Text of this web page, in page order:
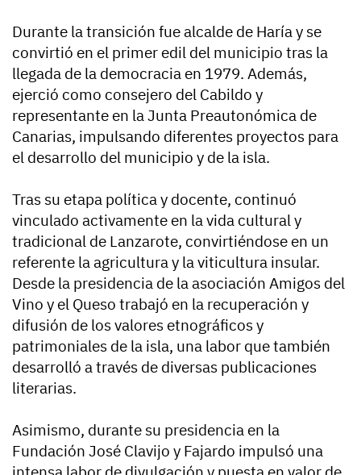
Durante la transición fue alcalde de Haría y se
convirtió en el primer edil del municipio tras la
llegada de la democracia en 1979. Además,
ejerció como consejero del Cabildo y
representante en la Junta Preautonómica de
Canarias, impulsando diferentes proyectos para
el desarrollo del municipio y de la isla.
Tras su etapa política y docente, continuó
vinculado activamente en la vida cultural y
tradicional de Lanzarote, convirtiéndose en un
referente la agricultura y la viticultura insular.
Desde la presidencia de la asociación Amigos del
Vino y el Queso trabajó en la recuperación y
difusión de los valores etnográficos y
patrimoniales de la isla, una labor que también
desarrolló a través de diversas publicaciones
literarias.
Asimismo, durante su presidencia en la
Fundación José Clavijo y Fajardo impulsó una